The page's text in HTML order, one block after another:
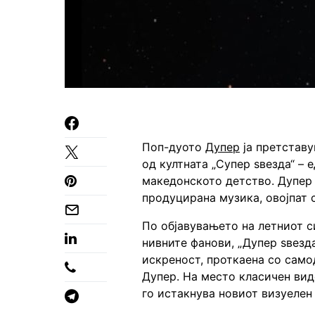
Поп-дуото Дупер ја
од култната „Супер ѕвезда“
македонското детство.
продуцирана музика, овојпат
По објавувањето на летниот
нивните фанови, „Дупер
искреност, проткаена со
Дупер. На место класичен
го истакнува новиот